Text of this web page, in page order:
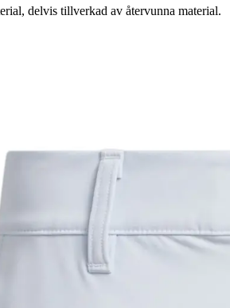
delvis tillverkad av återvunna material.